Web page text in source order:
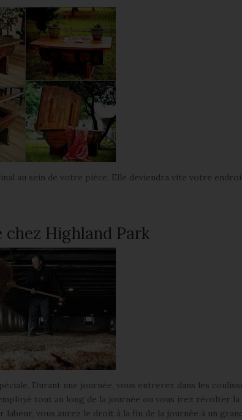
au sein de votre pièce. Elle deviendra vite votre
Highland Park
Durant une journée, vous entrerez dans les
tout au long de la journée ou vous irez récolter la
labeur, vous aurez le droit à la fin de la journée à un